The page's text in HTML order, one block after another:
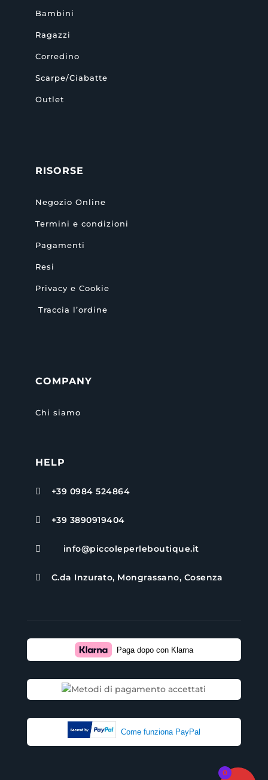
Bambini
Ragazzi
Corredino
Scarpe/Ciabatte
Outlet
RISORSE
Negozio Online
Termini e condizioni
Pagamenti
Resi
Privacy e Cookie
Traccia l’ordine
COMPANY
Chi siamo
HELP
 +39 0984 524864
 +39 3890919404
 info@piccoleperleboutique.it
 C.da Inzurato, Mongrassano, Cosenza
Paga dopo con Klarna
Come funziona PayPal
0